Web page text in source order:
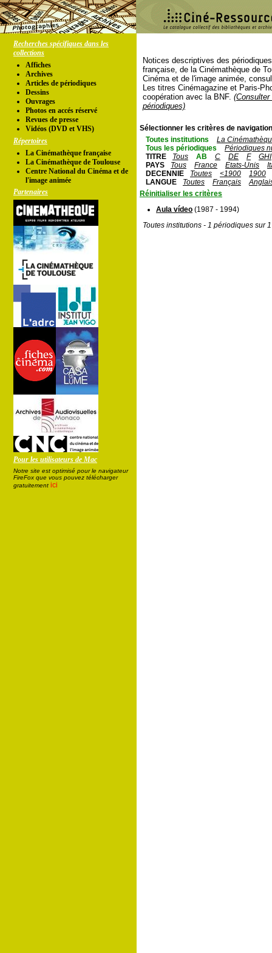
Recherches spécifiques dans les
collections
Affiches
Archives
Articles de périodiques
Dessins
Ouvrages
Photos en accés réservé
Revues de presse
Vidéos (DVD et VHS)
Répertoires
La Cinémathèque française
La Cinémathèque de Toulouse
Centre National du Cinéma et de
l'image animée
Partenaires
Pour les utilisateurs de Mac
Notre site est optimisé pour le navigateur
FireFox que vous pouvez télécharger
gratuitement ici
Notices descriptives des
française, de la Cinémathèque de
Cinéma et de l'image animée,
Les titres Cinémagazine et Paris-
coopération avec la BNF.
périodiques)
Sélectionner les critères de
Toutes institutions
La
Tous les périodiques
Périodiques
TITRE
Tous AB C DE F
GHI
PAYS
Tous France Etats-Unis
DECENNIE
Toutes <1900
1900
LANGUE
Toutes Français
Réinitialiser les critères
Aula vídeo (1987 - 1994)
Toutes institutions - 1 périodiques sur